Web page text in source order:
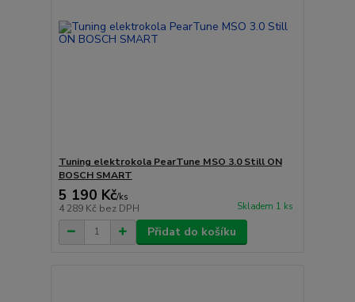
Tuning elektrokola PearTune MSO 3.0 Still ON
BOSCH SMART
5 190 Kč/ks
4 289 Kč bez DPH Skladem 1 ks
Přidat do košíku